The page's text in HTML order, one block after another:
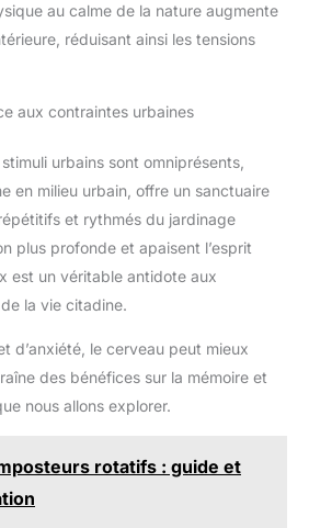
au calme de la nature augmente
réduisant ainsi les tensions
aux contraintes urbaines
urbains sont omniprésents,
en milieu urbain, offre un sanctuaire
et rythmés du jardinage
plus profonde et apaisent l’esprit
est un véritable antidote aux
la vie citadine.
d’anxiété, le cerveau peut mieux
des bénéfices sur la mémoire et
nous allons explorer.
rotatifs : guide et